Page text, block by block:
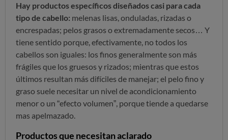
Hay productos específicos diseñados casi para cada
tipo de cabello: melenas lisas, onduladas, rizadas o
encrespadas; pelos grasos o extremadamente secos… Y
tiene sentido porque, efectivamente, no todos los
cabellos son iguales: los finos generalmente son más
frágiles que los gruesos y rizados; mientras que estos
últimos resultan más difíciles de manejar; el pelo fino y
graso suele necesitar un nivel de acondicionamiento
menor o un “efecto volumen”, porque tiende a quedarse
mas apelmazado.
Productos que necesitan aclarado